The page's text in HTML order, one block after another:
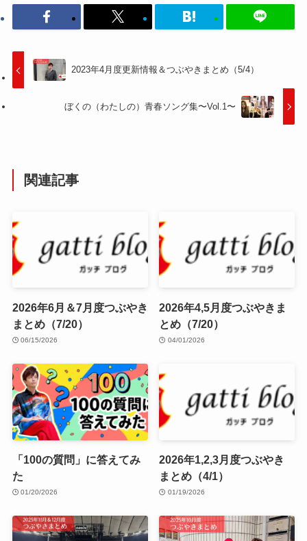
2023年4月度更新情報＆つぶやきまとめ（5/4）
ぼくの（わたしの）青春ソング集〜Vol.1〜
関連記事
2026年6月＆7月度つぶやき
まとめ（7/20）
06/15/2026
2026年4,5月度つぶやきま
とめ（7/20）
04/01/2026
「100の質問」に答えてみ
た
01/20/2026
2026年1,2,3月度つぶやき
まとめ（4/1）
01/19/2026